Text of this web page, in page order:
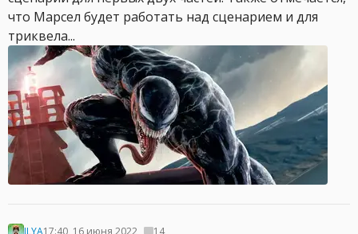
что Марсел будет работать над сценарием и для
триквела...
ILYA17:40, 16 июня 2022 14